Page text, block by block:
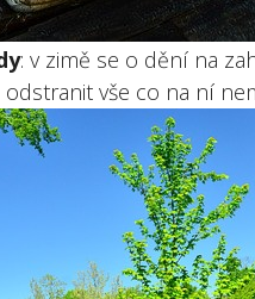
: v zimě se o dění na
vše co na ní